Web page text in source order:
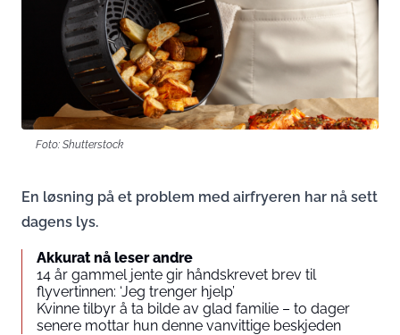
Foto: Shutterstock
En løsning på et problem med airfryeren har nå sett
dagens lys.
Akkurat nå leser andre
14 år gammel jente gir håndskrevet brev til
flyvertinnen: ‘Jeg trenger hjelp’
Kvinne tilbyr å ta bilde av glad familie – to dager
senere mottar hun denne vanvittige beskjeden